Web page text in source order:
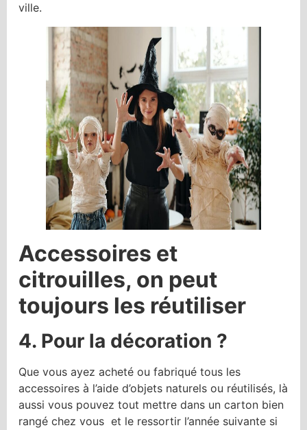
ville.
Accessoires et
citrouilles, on peut
toujours les réutiliser
4. Pour la décoration ?
Que vous ayez acheté ou fabriqué tous les
accessoires à l’aide d’objets naturels ou réutilisés, là
aussi vous pouvez tout mettre dans un carton bien
rangé chez vous et le ressortir l’année suivante si